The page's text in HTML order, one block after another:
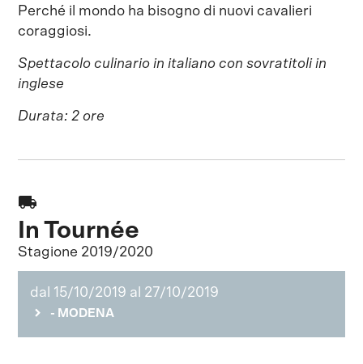
Perché il mondo ha bisogno di nuovi cavalieri
coraggiosi.
Spettacolo culinario in italiano con sovratitoli in
inglese
Durata: 2 ore
local_shipping
In Tournée
Stagione 2019/2020
dal 15/10/2019 al 27/10/2019
- MODENA